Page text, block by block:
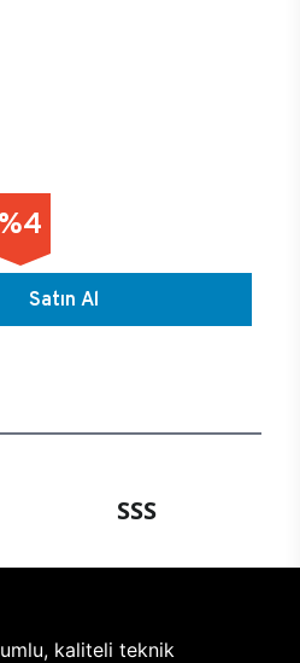
%4
Satın Al
SSS
kaliteli teknik